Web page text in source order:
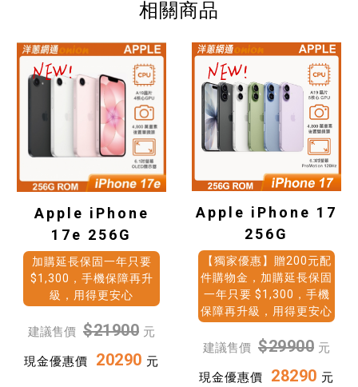
相關商品
Apple iPhone
17e 256G
加購延長保固一年只要
$1,300，手機保障再升
級，用得更安心
建議售價 $21900 元
現金優惠價 20290 元
Apple iPhone 17
256G
【獨家優惠】贈200元配
件購物金，加購延長保固
一年只要 $1,300，手機
保障再升級，用得更安心
建議售價 $29900 元
現金優惠價 28290 元